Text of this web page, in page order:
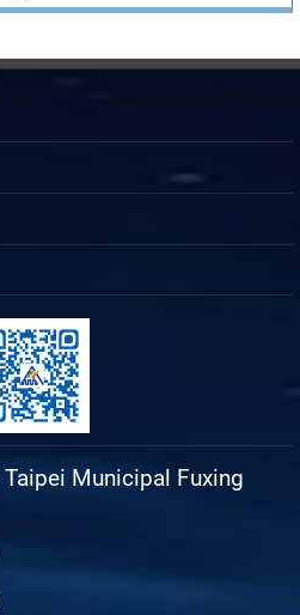
Taipei Municipal Fuxing